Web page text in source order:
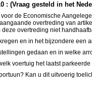
: (Vraag gesteld in het
de Economische
overtreding van
overtreding niet
en in het bijzondere een
gedaan en in welke
voertuig het laatst
Kan u dit uitvoerig